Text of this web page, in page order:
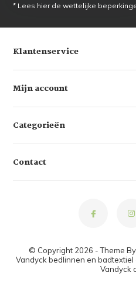
* Lees hier de wettelijke
Klantenservice
Mijn account
Categorieën
Contact
© Copyright 2026 - Theme By
Vandyck bedlinnen en
Vandyck